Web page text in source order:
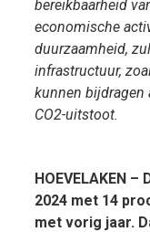
bereikbaarheid
economische
duurzaamheid,
infrastructuur,
kunnen bijdragen
CO2-uitstoot.
HOEVELAKEN
2024 met 14
met vorig jaar.